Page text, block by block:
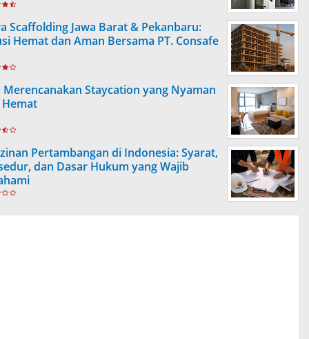
Scaffolding Jawa Barat & Pekanbaru:
Hemat dan Aman Bersama PT. Consafe
Merencanakan Staycation yang Nyaman
Pertambangan di Indonesia: Syarat,
dan Dasar Hukum yang Wajib